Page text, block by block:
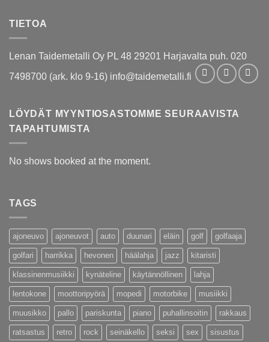
TIETOA
Lenan Taidemetalli Oy PL 48 29201 Harjavalta puh. 020
7498700 (ark. klo 9-16) info@taidemetalli.fi
LÖYDÄT MYYNTIOSASTOMME SEURAAVISTA
TAPAHTUMISTA
No shows booked at the moment.
TAGS
ajoneuvo ajoneuvot auto duunari eläin golf golfaaja
golfari harrikka hevonen häälahja jazz kitaristi
klassinenmusiikki kynäteline käytännöllinen lahja
lentokone moottoripyörä mopedi motorbike musiikki
muusikko pallo pariskunta piano puhallinsoitin rakkaus
ratsastus retro rock seinäkello seksi sex sisustus